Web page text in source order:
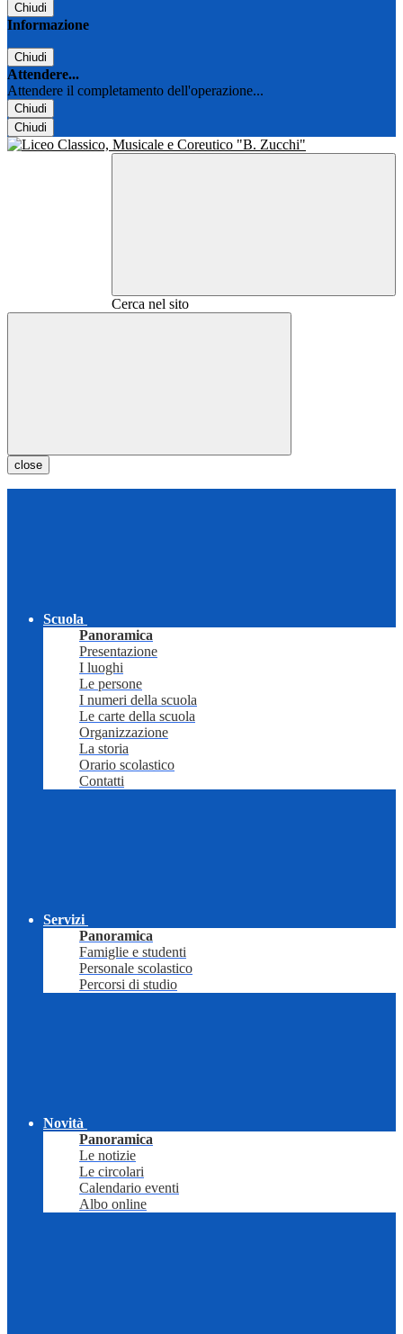
Chiudi
Informazione
Chiudi
Attendere...
Attendere il completamento dell'operazione...
Chiudi
Chiudi
Cerca nel sito
close
Scuola
Panoramica
Presentazione
I luoghi
Le persone
I numeri della scuola
Le carte della scuola
Organizzazione
La storia
Orario scolastico
Contatti
Servizi
Panoramica
Famiglie e studenti
Personale scolastico
Percorsi di studio
Novità
Panoramica
Le notizie
Le circolari
Calendario eventi
Albo online